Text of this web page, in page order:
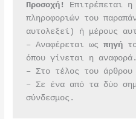
Προσοχή!
Επιτρέπεται η
πληροφοριών του
αυτολεξεί) ή μέρους
– Αναφέρεται ως πηγή
όπου γίνεται η αναφορά.
– Στο τέλος του
– Σε ένα από τα δύο
σύνδεσμος.